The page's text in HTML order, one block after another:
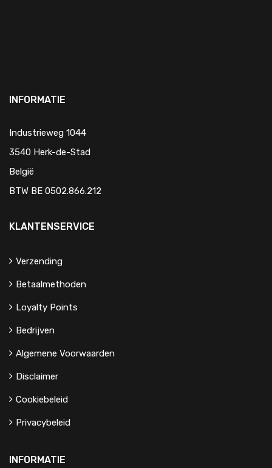
INFORMATIE
Industrieweg 1044
3540 Herk-de-Stad
België
BTW BE 0502.866.212
KLANTENSERVICE
Verzending
Betaalmethoden
Loyalty Points
Bedrijven
Algemene Voorwaarden
Disclaimer
Cookiebeleid
Privacybeleid
INFORMATIE